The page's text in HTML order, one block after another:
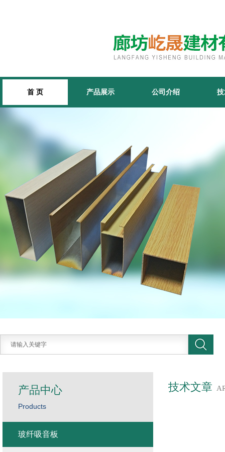
首 页 产品展示 公司介绍
技术文章
产品中心
Products
玻纤吸音板